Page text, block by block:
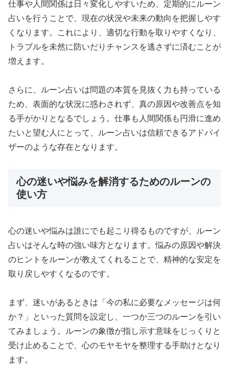
仕事や人間関係は日々変化しやすいため、定期的にルーン
占いを行うことで、現在の状況や未来の動向を把握しやす
くなります。これにより、適切な行動を取りやすくなり、
トラブルを未然に防いだりチャンスを逃さずに済むことが
増えます。
さらに、ルーン占いは問題の本質を見抜く力も持っている
ため、表面的な状況に惑わされず、真の原因や改善点を知
る手がかりとなるでしょう。仕事も人間関係も円滑に進め
たいと望む人にとって、ルーン占いは信頼できるアドバイ
ザーのような存在となります。
心の迷いや悩みを解消するためのルーンの
使い方
心の迷いや悩みは誰にでも起こり得るものですが、ルーン
占いはそんな時の強い味方となります。悩みの原因や解決
のヒントをルーンが教えてくれることで、精神的な安定を
取り戻しやすくなるのです。
まず、迷いがあるときは「今の私に必要なメッセージは何
か？」といった質問を設定し、一つか三つのルーンを引い
てみましょう。ルーンの象徴が指し示す意味をじっくりと
受け止めることで、心のモヤモヤを整理する手助けとなり
ます。